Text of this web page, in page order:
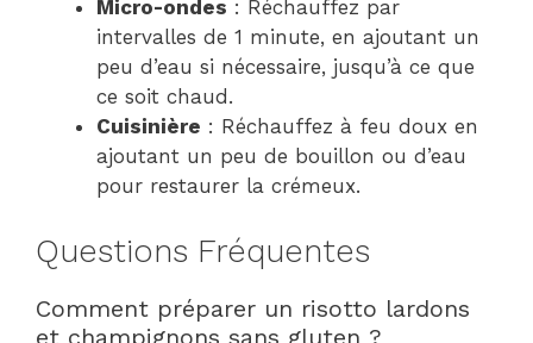
Micro-ondes : Réchauffez par
intervalles de 1 minute, en ajoutant un
peu d’eau si nécessaire, jusqu’à ce que
ce soit chaud.
Cuisinière : Réchauffez à feu doux en
ajoutant un peu de bouillon ou d’eau
pour restaurer la crémeux.
Questions Fréquentes
Comment préparer un risotto lardons
et champignons sans gluten ?